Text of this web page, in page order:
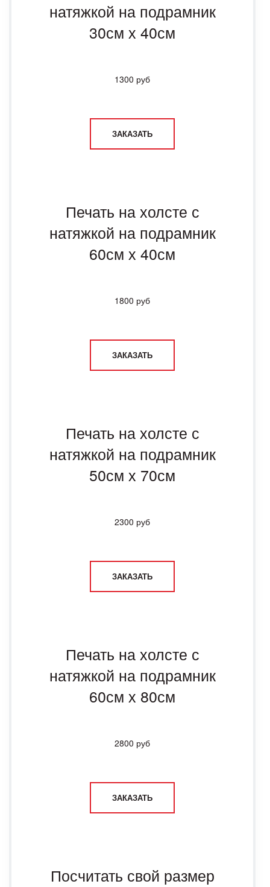
натяжкой на подрамник
30см х 40см
1300 руб
ЗАКАЗАТЬ
Печать на холсте с
натяжкой на подрамник
60см х 40см
1800 руб
ЗАКАЗАТЬ
Печать на холсте с
натяжкой на подрамник
50см х 70см
2300 руб
ЗАКАЗАТЬ
Печать на холсте с
натяжкой на подрамник
60см х 80см
2800 руб
ЗАКАЗАТЬ
Посчитать свой размер